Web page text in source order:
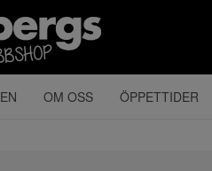
OM OSS ÖPPETTIDER